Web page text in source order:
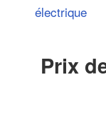
électrique
Prix